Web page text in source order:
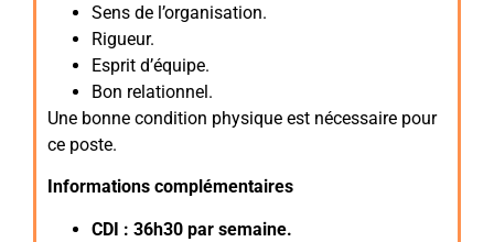
Sens de l’organisation.
Rigueur.
Esprit d’équipe.
Bon relationnel.
Une bonne condition physique est nécessaire pour
ce poste.
Informations complémentaires
CDI : 36h30 par semaine.